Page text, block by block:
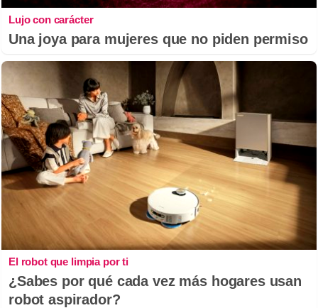
Lujo con carácter
Una joya para mujeres que no piden permiso
El robot que limpia por ti
¿Sabes por qué cada vez más hogares usan
robot aspirador?